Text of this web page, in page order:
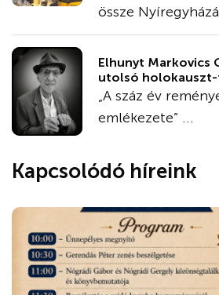
össze
Elhunyt Markovics
utolsó
„A száz év
emlékezete” ...
Kapcsolódó híreink